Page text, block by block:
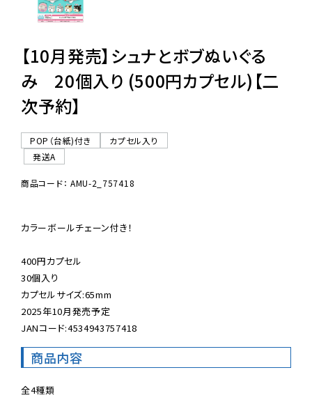
【10月発売】シュナとボブぬいぐる
み 20個入り (500円カプセル)【二
次予約】
POP（台紙)付き
カプセル入り
発送A
商品コード： AMU-2_757418
カラーボールチェーン付き！
400円カプセル
30個入り
カプセルサイズ:65mm
2025年10月発売予定
JANコード:4534943757418
商品内容
全4種類